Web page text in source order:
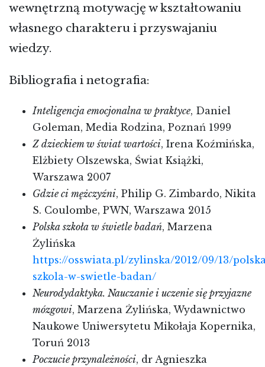
wewnętrzną motywację w kształtowaniu
własnego charakteru i przyswajaniu
wiedzy.
Bibliografia i netografia:
Inteligencja emocjonalna w praktyce, Daniel
Goleman, Media Rodzina, Poznań 1999
Z dzieckiem w świat wartości, Irena Koźmińska,
Elżbiety Olszewska, Świat Książki,
Warszawa 2007
Gdzie ci mężczyźni, Philip G. Zimbardo, Nikita
S. Coulombe, PWN, Warszawa 2015
Polska szkoła w świetle badań, Marzena
Żylińska
https://osswiata.pl/zylinska/2012/09/13/
szkola-w-swietle-badan/
Neurodydaktyka. Nauczanie i uczenie się przyjazne
mózgowi, Marzena Żylińska, Wydawnictwo
Naukowe Uniwersytetu Mikołaja Kopernika,
Toruń 2013
Poczucie przynależności, dr Agnieszka